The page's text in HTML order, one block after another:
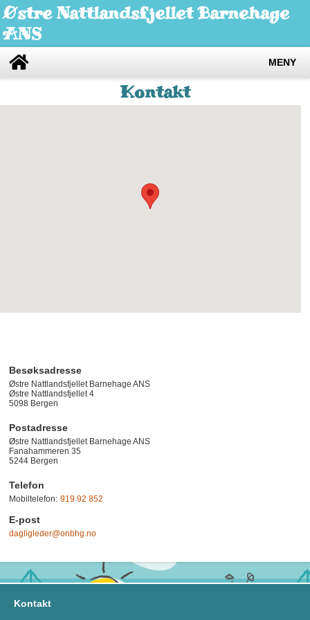
Østre Nattlandsfjellet Barnehage
ANS
MENY
Kontakt
Besøksadresse
Østre Nattlandsfjellet Barnehage ANS
Østre Nattlandsfjellet 4
5098 Bergen
Postadresse
Østre Nattlandsfjellet Barnehage ANS
Fanahammeren 35
5244 Bergen
Telefon
Mobiltelefon: 919 92 852
E-post
dagligleder@onbhg.no
Kontakt